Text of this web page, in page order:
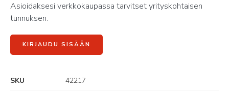
Asioidaksesi verkkokaupassa tarvitset yrityskohtaisen
tunnuksen.
KIRJAUDU SISÄÄN
SKU
42217